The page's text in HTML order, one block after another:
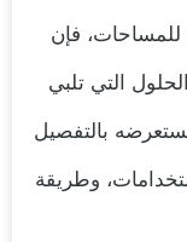
للمساحات، فإن
التي تلبي
بالتفصيل
وطريقة